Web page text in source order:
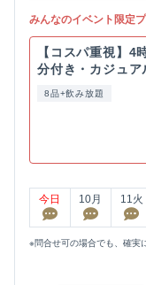
みんなのイベント限定
【コスパ重視】4
分付き・カジュア
8品+飲み放題
今日 10月 11火
※問合せ可の場合でも、確実